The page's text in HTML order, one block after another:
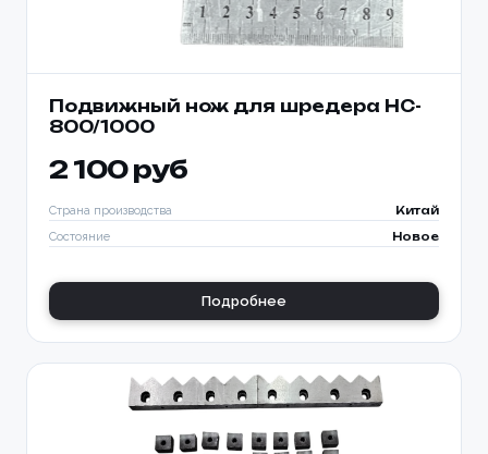
Подвижный нож для шредера HC-
800/1000
2 100 руб
Страна производства Китай
Состояние Новое
Подробнее